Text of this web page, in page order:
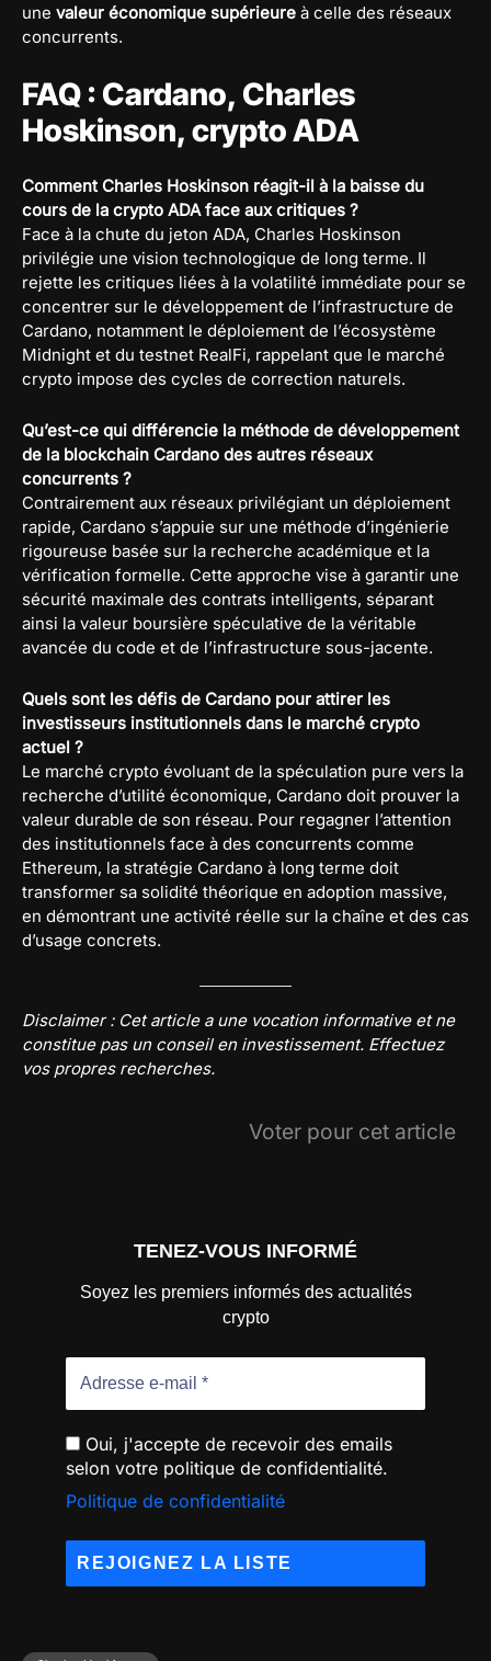
une valeur économique supérieure à celle des réseaux
concurrents.
FAQ : Cardano, Charles
Hoskinson, crypto ADA
Comment Charles Hoskinson réagit-il à la baisse du
cours de la crypto ADA face aux critiques ?
Face à la chute du jeton ADA, Charles Hoskinson
privilégie une vision technologique de long terme. Il
rejette les critiques liées à la volatilité immédiate pour se
concentrer sur le développement de l’infrastructure de
Cardano, notamment le déploiement de l’écosystème
Midnight et du testnet RealFi, rappelant que le marché
crypto impose des cycles de correction naturels.
Qu’est-ce qui différencie la méthode de développement
de la blockchain Cardano des autres réseaux
concurrents ?
Contrairement aux réseaux privilégiant un déploiement
rapide, Cardano s’appuie sur une méthode d’ingénierie
rigoureuse basée sur la recherche académique et la
vérification formelle. Cette approche vise à garantir une
sécurité maximale des contrats intelligents, séparant
ainsi la valeur boursière spéculative de la véritable
avancée du code et de l’infrastructure sous-jacente.
Quels sont les défis de Cardano pour attirer les
investisseurs institutionnels dans le marché crypto
actuel ?
Le marché crypto évoluant de la spéculation pure vers la
recherche d’utilité économique, Cardano doit prouver la
valeur durable de son réseau. Pour regagner l’attention
des institutionnels face à des concurrents comme
Ethereum, la stratégie Cardano à long terme doit
transformer sa solidité théorique en adoption massive,
en démontrant une activité réelle sur la chaîne et des cas
d’usage concrets.
Disclaimer : Cet article a une vocation informative et ne
constitue pas un conseil en investissement. Effectuez
vos propres recherches.
Voter pour cet article
TENEZ-VOUS INFORMÉ
Soyez les premiers informés des actualités
crypto
Oui, j'accepte de recevoir des emails
selon votre politique de confidentialité.
Politique de confidentialité